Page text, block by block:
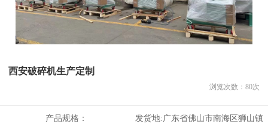
西安破碎机生产定制
浏览次数： 80次
产品规格： 发货地:广东省佛山市南海区狮山镇